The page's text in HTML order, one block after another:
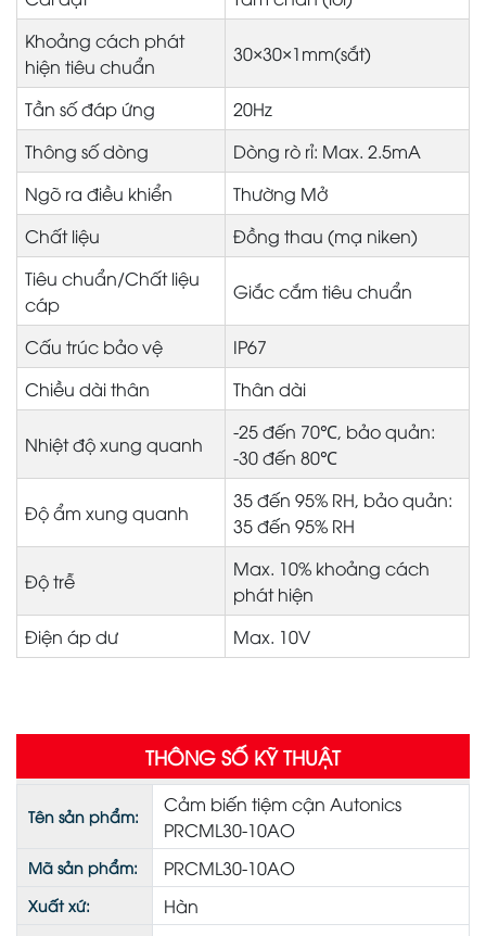
Khoảng cách phát
hiện tiêu chuẩn
30×30×1mm(sắt)
Tần số đáp ứng
20Hz
Thông số dòng
Dòng rò rỉ: Max. 2.5mA
Ngõ ra điều khiển
Thường Mở
Chất liệu
Đồng thau (mạ niken)
Tiêu chuẩn/Chất liệu
cáp
Giắc cắm tiêu chuẩn
Cấu trúc bảo vệ
IP67
Chiều dài thân
Thân dài
Nhiệt độ xung quanh
-25 đến 70℃, bảo quản:
-30 đến 80℃
Độ ẩm xung quanh
35 đến 95% RH, bảo quản:
35 đến 95% RH
Độ trễ
Max. 10% khoảng cách
phát hiện
Điện áp dư
Max. 10V
THÔNG SỐ KỸ THUẬT
Tên sản phẩm:
Cảm biến tiệm cận Autonics
PRCML30-10AO
Mã sản phẩm: PRCML30-10AO
Xuất xứ: Hàn